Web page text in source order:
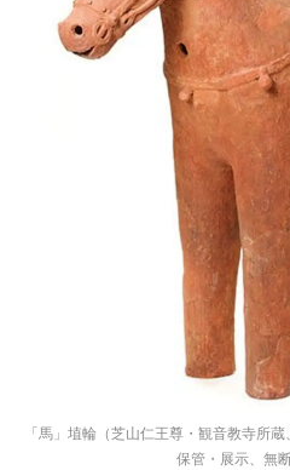
選択す
「馬」埴輪（芝山仁王尊・観音教寺所
保管・展示、無